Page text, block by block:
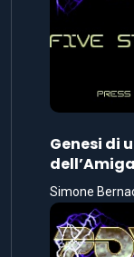
Genesi di
Simone